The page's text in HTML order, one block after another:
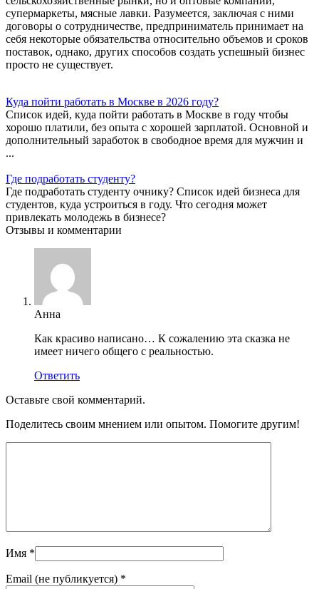
супермаркеты, мясные лавки. Разумеется, заключая с ними
договоры о сотрудничестве, предприниматель принимает на
себя некоторые обязательства относительно объемов и сроков
поставок, однако, других способов создать успешный бизнес
просто не существует.
Куда пойти работать в Москве в 2026 году?
Список идей, куда пойти работать в Москве в году чтобы
хорошо платили, без опыта с хорошей зарплатой. Основной и
дополнительный заработок в свободное время для мужчин и
...
Где подработать студенту?
Где подработать студенту очнику? Список идей бизнеса для
студентов, куда устроиться в году. Что сегодня может
привлекать молодежь в бизнесе?
Отзывы и комментарии
Анна
Как красиво написано… К сожалению эта сказка не
имеет ничего общего с реальностью.
Ответить
Оставьте свой комментарий.
Поделитесь своим мнением или опытом. Помогите другим!
Имя *
Email (не публикуется) *